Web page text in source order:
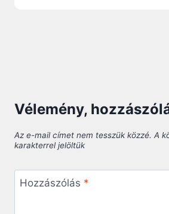
Vélemény,
Az e-mail címet nem tesszük közzé. A
karakterrel jelöltük
Hozzászólás *